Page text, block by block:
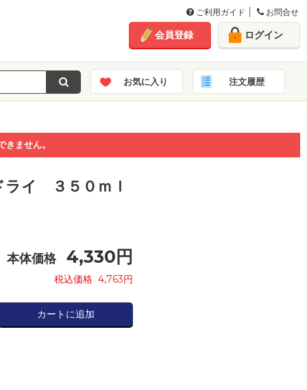
ご利用ガイド お問合せ
会員登録 ログイン
お気に入り 注文履歴
ません。
イ ３５０ｍｌ
本体価格 4,330 円
税込価格 4,763円
カートに追加